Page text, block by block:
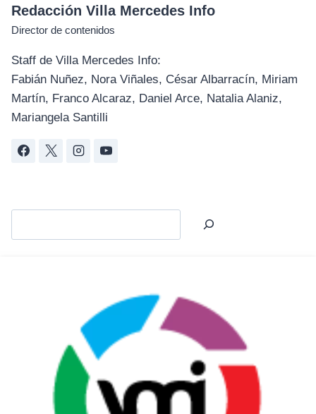
Redacción Villa Mercedes Info
Director de contenidos
Staff de Villa Mercedes Info:
Fabián Nuñez, Nora Viñales, César Albarracín, Miriam
Martín, Franco Alcaraz, Daniel Arce, Natalia Alaniz,
Mariangela Santilli